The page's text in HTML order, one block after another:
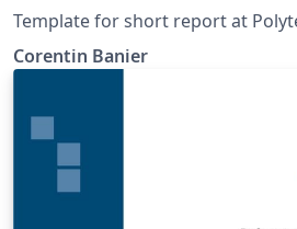
Template for short report at
Corentin Banier